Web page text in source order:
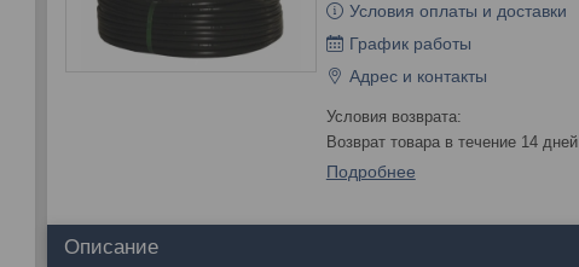
Условия оплаты и доставки
График работы
Адрес и контакты
возврат товара в течение 14 дней
Подробнее
Описание